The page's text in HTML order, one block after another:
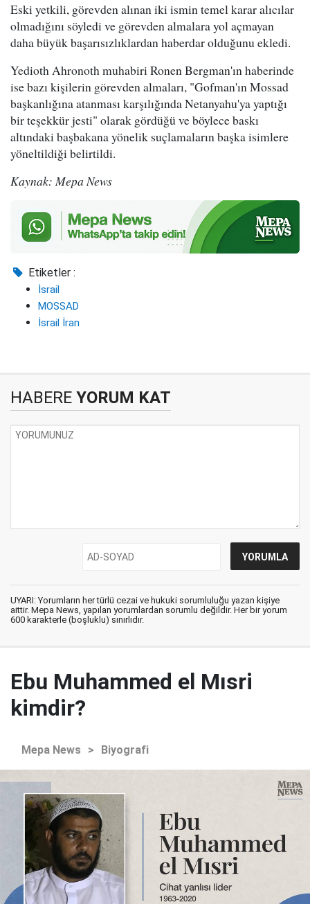
Eski yetkili, görevden alınan iki ismin temel karar alıcılar
olmadığını söyledi ve görevden almalara yol açmayan
daha büyük başarısızlıklardan haberdar olduğunu ekledi.
Yedioth Ahronoth muhabiri Ronen Bergman'ın haberinde
ise bazı kişilerin görevden almaları, "Gofman'ın Mossad
başkanlığına atanması karşılığında Netanyahu'ya yaptığı
bir teşekkür jesti" olarak gördüğü ve böylece baskı
altındaki başbakana yönelik suçlamaların başka isimlere
yöneltildiği belirtildi.
Kaynak: Mepa News
Etiketler :
İsrail
MOSSAD
İsrail İran
HABERE YORUM KAT
UYARI: Yorumların her türlü cezai ve hukuki sorumluluğu yazan kişiye
aittir. Mepa News, yapılan yorumlardan sorumlu değildir. Her bir yorum
600 karakterle (boşluklu) sınırlıdır.
Ebu Muhammed el Mısri
kimdir?
Mepa News > Biyografi